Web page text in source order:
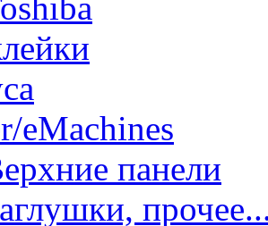
eMachines
панели